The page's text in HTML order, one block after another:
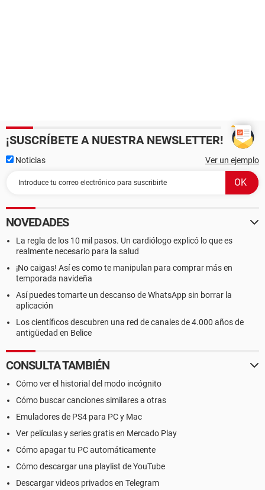
¡SUSCRÍBETE A NUESTRA NEWSLETTER!
Noticias Ver un ejemplo
NOVEDADES
La regla de los 10 mil pasos. Un cardiólogo explicó lo que es
realmente necesario para la salud
¡No caigas! Así es como te manipulan para comprar más en
temporada navideña
Así puedes tomarte un descanso de WhatsApp sin borrar la
aplicación
Los científicos descubren una red de canales de 4.000 años de
antigüedad en Belice
CONSULTA TAMBIÉN
Cómo ver el historial del modo incógnito
Cómo buscar canciones similares a otras
Emuladores de PS4 para PC y Mac
Ver películas y series gratis en Mercado Play
Cómo apagar tu PC automáticamente
Cómo descargar una playlist de YouTube
Descargar videos privados en Telegram